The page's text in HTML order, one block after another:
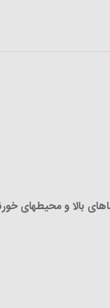
بالا و محیطهای